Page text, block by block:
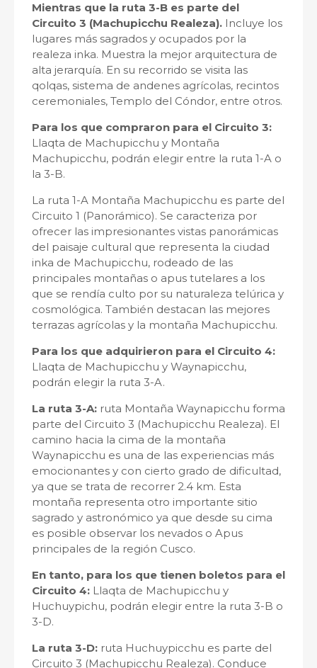
Mientras que la ruta 3-B es parte del
Circuito 3 (Machupicchu Realeza). Incluye los
lugares más sagrados y ocupados por la
realeza inka. Muestra la mejor arquitectura de
alta jerarquía. En su recorrido se visita las
qolqas, sistema de andenes agrícolas, recintos
ceremoniales, Templo del Cóndor, entre otros.
Para los que compraron para el Circuito 3:
Llaqta de Machupicchu y Montaña
Machupicchu, podrán elegir entre la ruta 1-A o
la 3-B.
La ruta 1-A Montaña Machupicchu es parte del
Circuito 1 (Panorámico). Se caracteriza por
ofrecer las impresionantes vistas panorámicas
del paisaje cultural que representa la ciudad
inka de Machupicchu, rodeado de las
principales montañas o apus tutelares a los
que se rendía culto por su naturaleza telúrica y
cosmológica. También destacan las mejores
terrazas agrícolas y la montaña Machupicchu.
Para los que adquirieron para el Circuito 4:
Llaqta de Machupicchu y Waynapicchu,
podrán elegir la ruta 3-A.
La ruta 3-A: ruta Montaña Waynapicchu forma
parte del Circuito 3 (Machupicchu Realeza). El
camino hacia la cima de la montaña
Waynapicchu es una de las experiencias más
emocionantes y con cierto grado de dificultad,
ya que se trata de recorrer 2.4 km. Esta
montaña representa otro importante sitio
sagrado y astronómico ya que desde su cima
es posible observar los nevados o Apus
principales de la región Cusco.
En tanto, para los que tienen boletos para el
Circuito 4: Llaqta de Machupicchu y
Huchuypichu, podrán elegir entre la ruta 3-B o
3-D.
La ruta 3-D: ruta Huchuypicchu es parte del
Circuito 3 (Machupicchu Realeza). Conduce